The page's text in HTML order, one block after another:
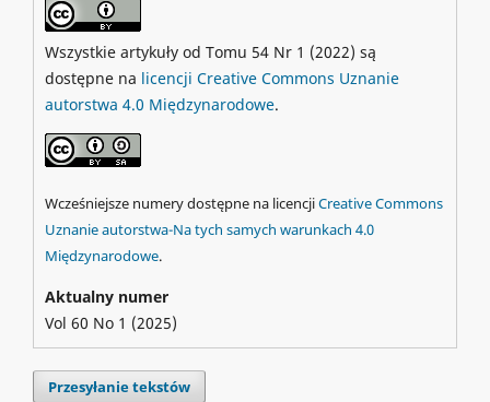
Wszystkie artykuły od Tomu 54 Nr 1 (2022) są
dostępne na licencji Creative Commons Uznanie
autorstwa 4.0 Międzynarodowe.
Wcześniejsze numery dostępne na licencjiCreative Commons
Uznanie autorstwa-Na tych samych warunkach 4.0
Międzynarodowe.
Aktualny numer
Vol 60 No 1 (2025)
Przesyłanie tekstów